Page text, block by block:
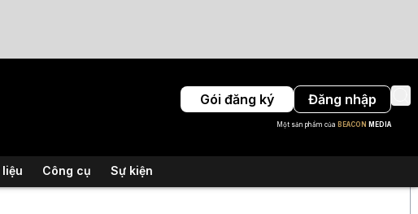
Gói đăng ký Đăng nhập
Một sản phẩm của BEACON MEDIA
liệu Công cụ Sự kiện